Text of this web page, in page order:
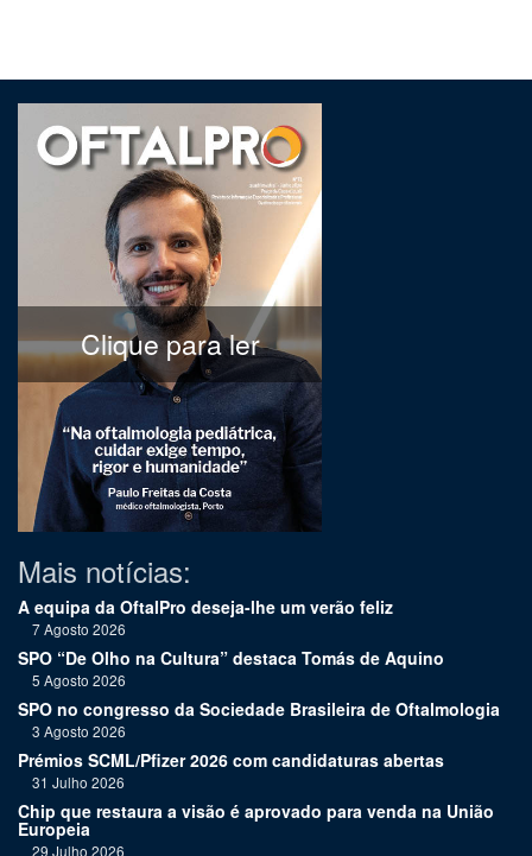
Clique para ler
Mais notícias:
A equipa da OftalPro deseja-lhe um verão feliz
7 Agosto 2026
SPO “De Olho na Cultura” destaca Tomás de Aquino
5 Agosto 2026
SPO no congresso da Sociedade Brasileira de Oftalmologia
3 Agosto 2026
Prémios SCML/Pfizer 2026 com candidaturas abertas
31 Julho 2026
Chip que restaura a visão é aprovado para venda na União
Europeia
29 Julho 2026